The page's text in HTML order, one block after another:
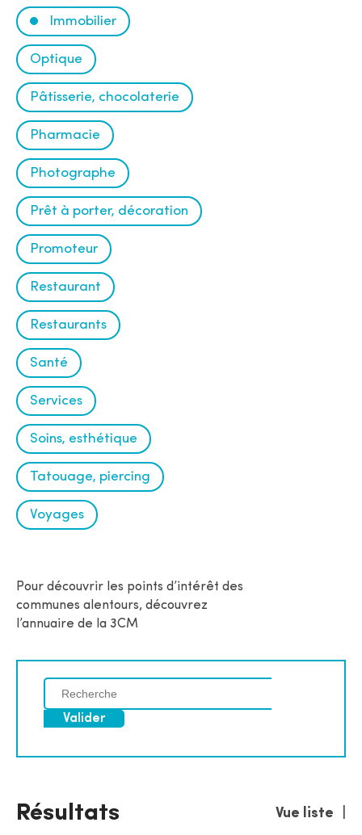
Immobilier
Optique
Pâtisserie, chocolaterie
Pharmacie
Photographe
Prêt à porter, décoration
Promoteur
Restaurant
Restaurants
Santé
Services
Soins, esthétique
Tatouage, piercing
Voyages
Pour découvrir les points d’intérêt des
communes alentours, découvrez
l’annuaire de la 3CM
h
c
r
Résultats Vue liste